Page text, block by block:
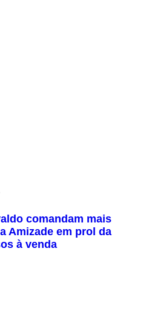
comandam mais
Amizade em prol da
à venda